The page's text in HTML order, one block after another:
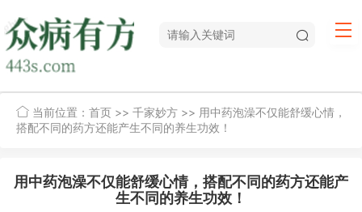
当前位置： 首页 >> 千家妙方 >> 用中药泡澡不仅能舒缓心情，
搭配不同的药方还能产生不同的养生功效！
用中药泡澡不仅能舒缓心情，搭配不同的药方还能产
生不同的养生功效！